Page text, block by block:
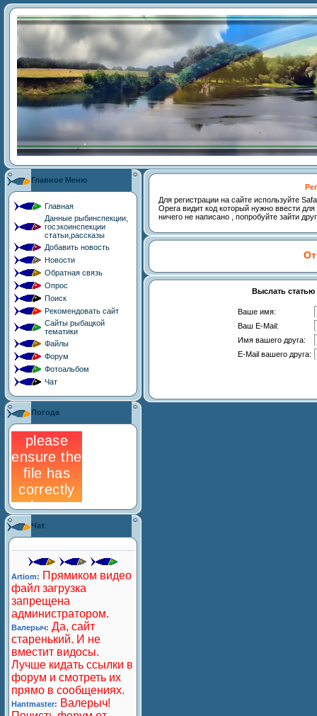
Главное Меню
Главная
Данные рыбинспекции,
госэкоинспекции
статьи,рассказы
Добавить новость
Новости
Обратная связь
Опрос
Поиск
Рекомендовать сайт
Сайты рыбацкой
тематики
Файлы
Форум
Фотоальбом
Чат
Погода
Чат
Для регистрации на сайте используйте
Opera видит код который нужно ввести
ничего не написано , попробуйте зайти
Выслать
Ваше имя:
Ваш E-Mail:
Имя вашего друга:
E-Mail вашего друга: